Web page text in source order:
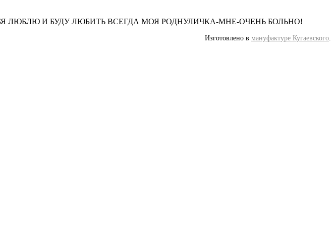
ТЕБЯ ЛЮБЛЮ И БУДУ ЛЮБИТЬ ВСЕГДА МОЯ РОДНУЛИЧКА-МНЕ-ОЧЕНЬ БОЛЬНО!
Изготовлено в мануфактуре Кугаевского.